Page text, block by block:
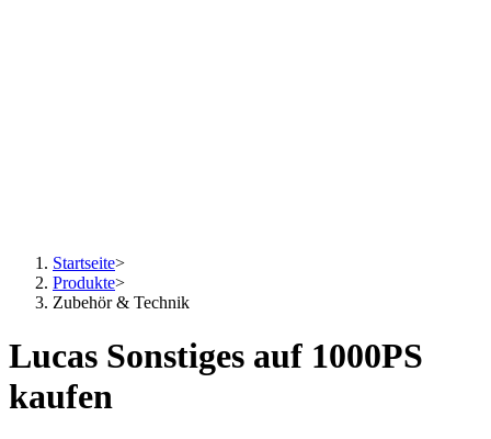
Startseite>
Produkte>
Zubehör & Technik
Lucas Sonstiges auf 1000PS
kaufen